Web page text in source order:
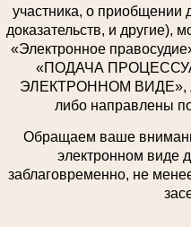
участника, о приобщении
доказательств, и другие),
«Электронное
«ПОДАЧА
ЭЛЕКТРОННОМ ВИДЕ»,
либо направлены
Обращаем ваше
электронном виде
заблаговременно, не